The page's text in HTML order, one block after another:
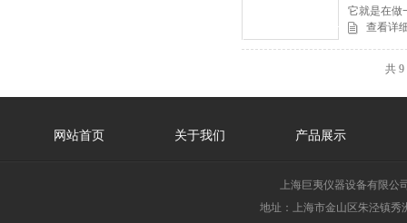
它就是在做
高。查看详
共
网站首页 关于我们 产品展示
上海巨夷仪器设备有限公
地址：上海市金山区朱泾镇秀